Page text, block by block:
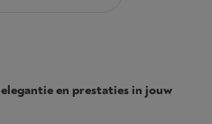
en prestaties in jouw